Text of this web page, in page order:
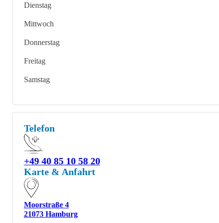
Telefon
+49 40 85 10 58 20
Karte & Anfahrt
Moorstraße 4
21073 Hamburg
Dienstag
Mittwoch
Donnerstag
Freitag
Samstag